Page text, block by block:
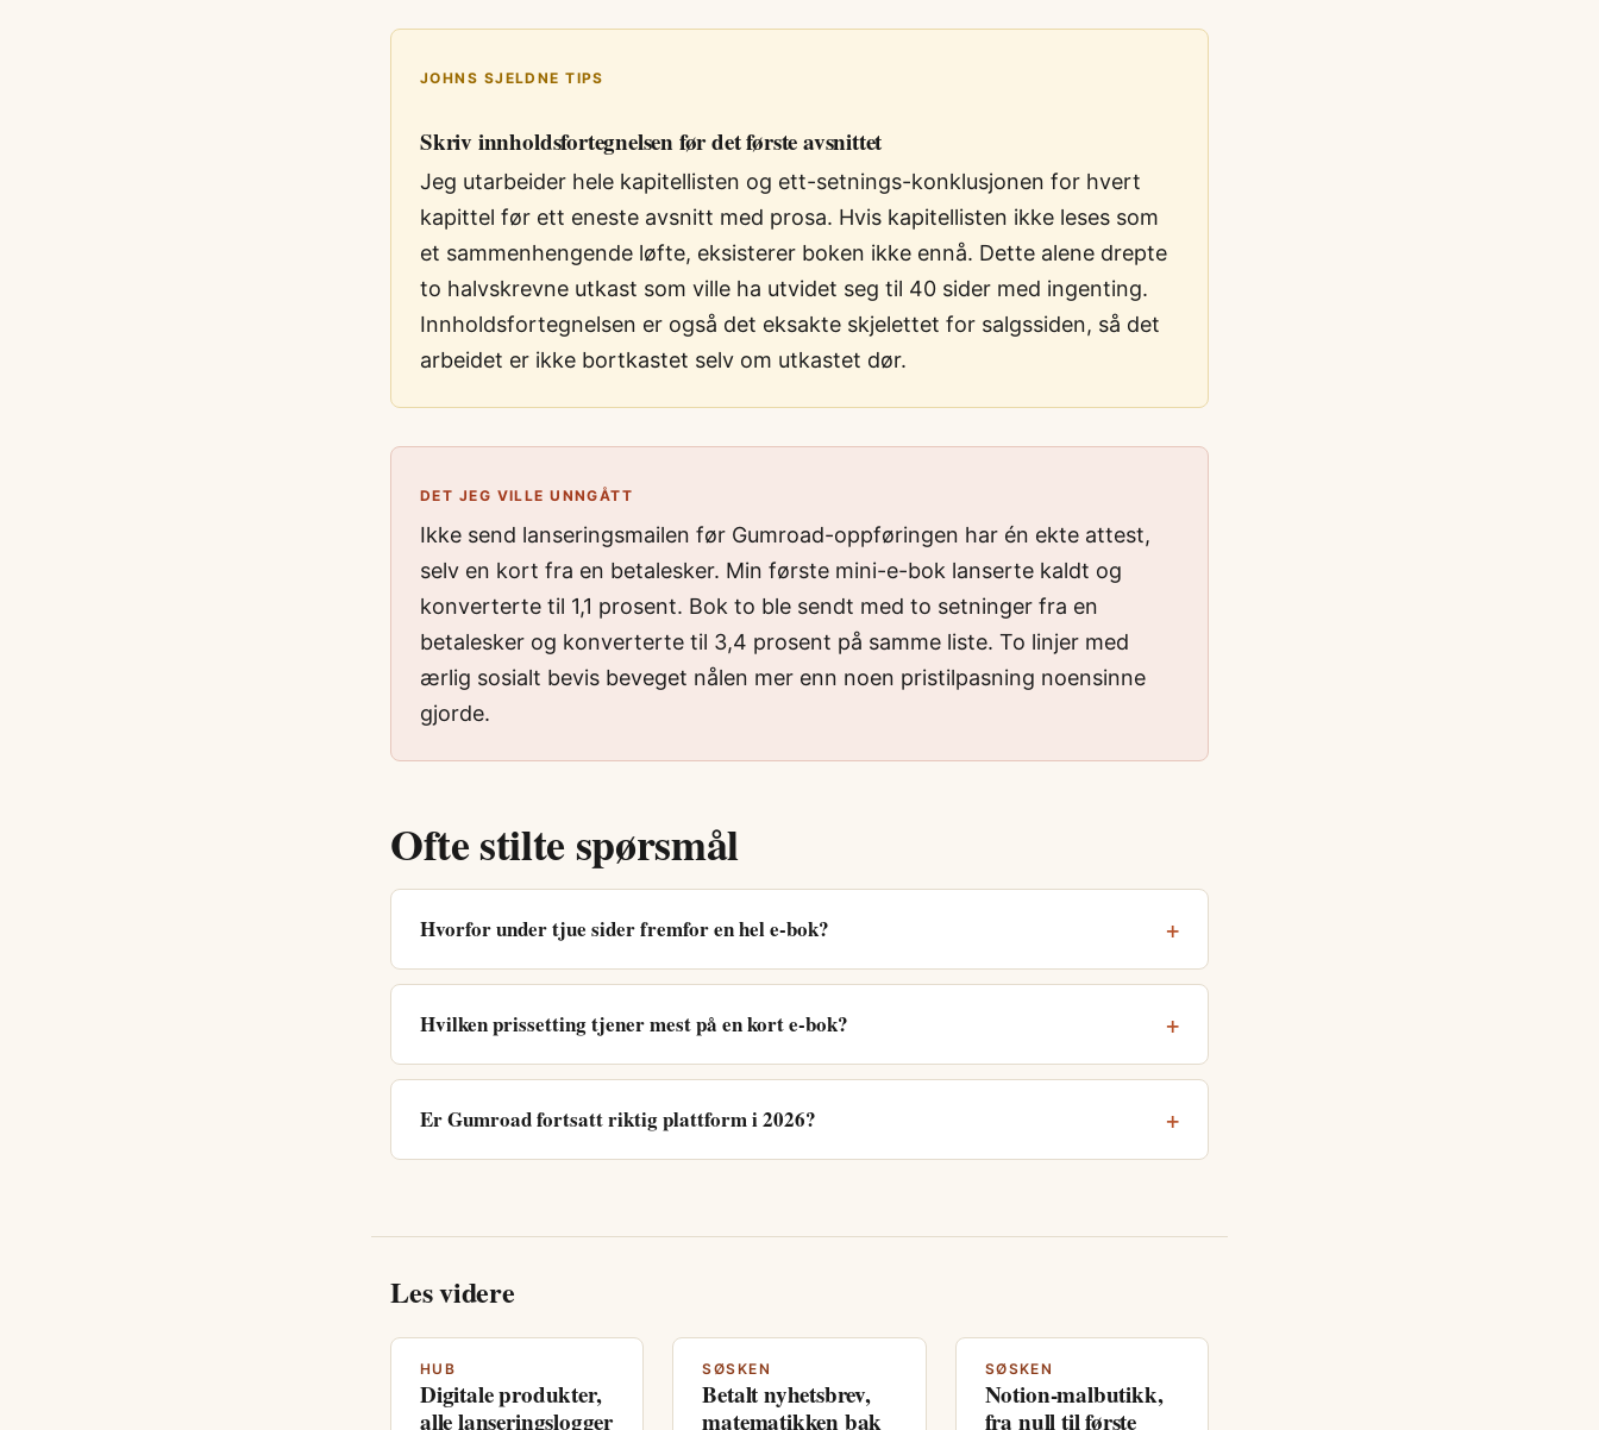
JOHNS SJELDNE TIPS
Skriv innholdsfortegnelsen før det første avsnittet
Jeg utarbeider hele kapitellisten og ett-setnings-konklusjonen for hvert
kapittel før ett eneste avsnitt med prosa. Hvis kapitellisten ikke leses som
et sammenhengende løfte, eksisterer boken ikke ennå. Dette alene drepte
to halvskrevne utkast som ville ha utvidet seg til 40 sider med ingenting.
Innholdsfortegnelsen er også det eksakte skjelettet for salgssiden, så det
arbeidet er ikke bortkastet selv om utkastet dør.
DET JEG VILLE UNNGÅTT
Ikke send lanseringsmailen før Gumroad-oppføringen har én ekte attest,
selv en kort fra en betalesker. Min første mini-e-bok lanserte kaldt og
konverterte til 1,1 prosent. Bok to ble sendt med to setninger fra en
betalesker og konverterte til 3,4 prosent på samme liste. To linjer med
ærlig sosialt bevis beveget nålen mer enn noen pristilpasning noensinne
gjorde.
Ofte stilte spørsmål
Hvorfor under tjue sider fremfor en hel e-bok?
Hvilken prissetting tjener mest på en kort e-bok?
Er Gumroad fortsatt riktig plattform i 2026?
Les videre
HUB
Digitale produkter,
alle lanseringslogger
SØSKEN
Betalt nyhetsbrev,
matematikken bak
SØSKEN
Notion-malbutikk,
fra null til første